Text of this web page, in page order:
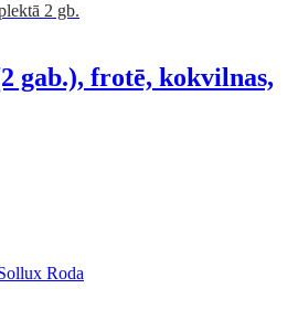
2 gb.
gab.), frotē, kokvilnas,